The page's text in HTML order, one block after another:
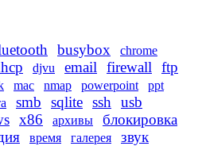
busybox
chrome
djvu email firewall ftp
mac nmap powerpoint
ppt
smb sqlite ssh usb
x86 архивы блокировка
время галерея звук